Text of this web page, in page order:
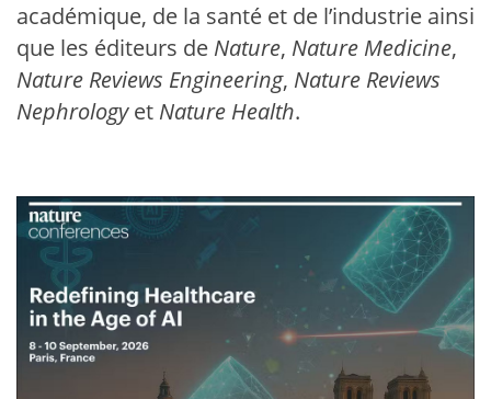
académique, de la santé et de l’industrie ainsi
que les éditeurs de Nature, Nature Medicine,
Nature Reviews Engineering, Nature Reviews
Nephrologyet Nature Health.